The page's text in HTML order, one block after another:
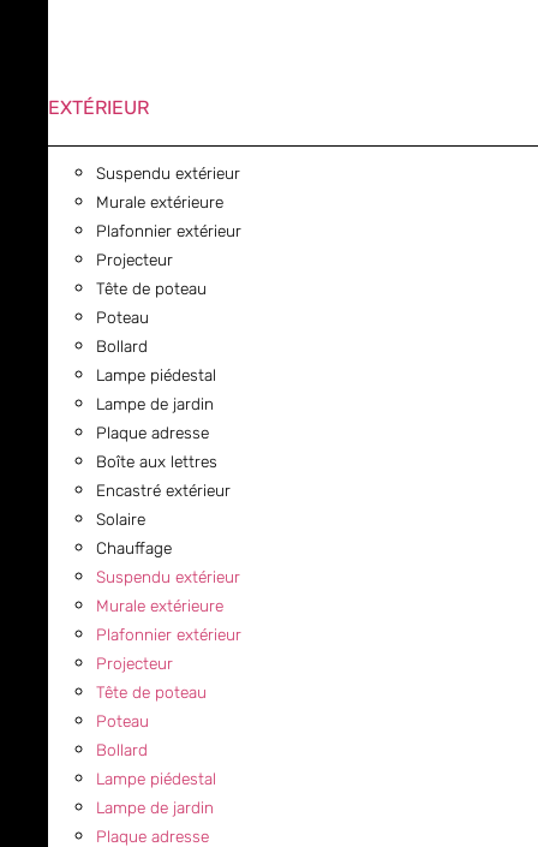
EXTÉRIEUR
Suspendu extérieur
Murale extérieure
Plafonnier extérieur
Projecteur
Tête de poteau
Poteau
Bollard
Lampe piédestal
Lampe de jardin
Plaque adresse
Boîte aux lettres
Encastré extérieur
Solaire
Chauffage
Suspendu extérieur
Murale extérieure
Plafonnier extérieur
Projecteur
Tête de poteau
Poteau
Bollard
Lampe piédestal
Lampe de jardin
Plaque adresse